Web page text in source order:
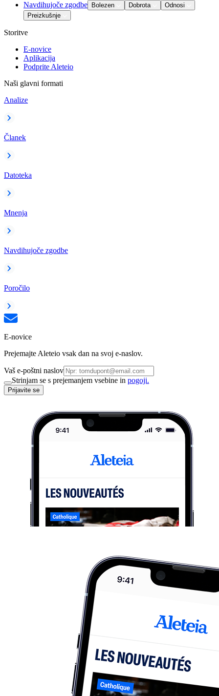
Navdihujoče zgodbe Bolezen Dobrota
Odnosi
Preizkušnje
Storitve
E-novice
Aplikacija
Podprite Aleteio
Naši glavni formati
Analize
Članek
Datoteka
Mnenja
Navdihujoče zgodbe
Poročilo
E-novice
Prejemajte Aleteio vsak dan na svoj e-naslov.
Vaš e-poštni naslov
Strinjam se s prejemanjem vsebine in pogoji.
Prijavite se